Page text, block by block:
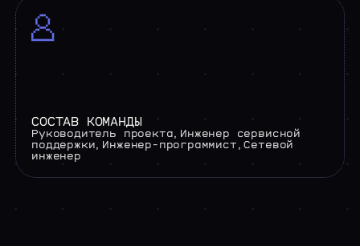
СОСТАВ КОМАНДЫ
Руководитель проекта,Инженер сервисной
поддержки,Инженер-программист,Сетевой
инженер